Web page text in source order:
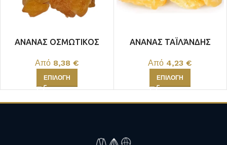
ΑΝΑΝΑΣ ΟΣΜΩΤΙΚΟΣ
Από 8,38 €
ΕΠΙΛΟΓΉ
ΑΝΑΝΑΣ ΤΑΪΛΆΝΔΗΣ
Από 4,23€
ΕΠΙΛΟΓΉ